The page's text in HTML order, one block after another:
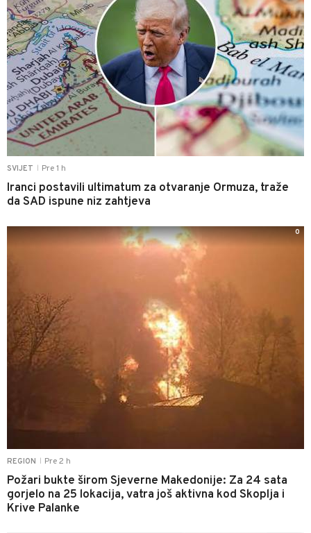
SVIJET Pre 1 h
Iranci postavili ultimatum za otvaranje Ormuza, traže
da SAD ispune niz zahtjeva
REGION Pre 2 h
Požari bukte širom Sjeverne Makedonije: Za 24 sata
gorjelo na 25 lokacija, vatra još aktivna kod Skoplja i
Krive Palanke
0